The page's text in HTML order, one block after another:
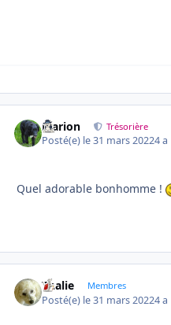
Marion Trésorière
Posté(e) le 31 mars 20224 a
Quel adorable bonhomme !
Thalie Membres
Posté(e) le 31 mars 20224 a